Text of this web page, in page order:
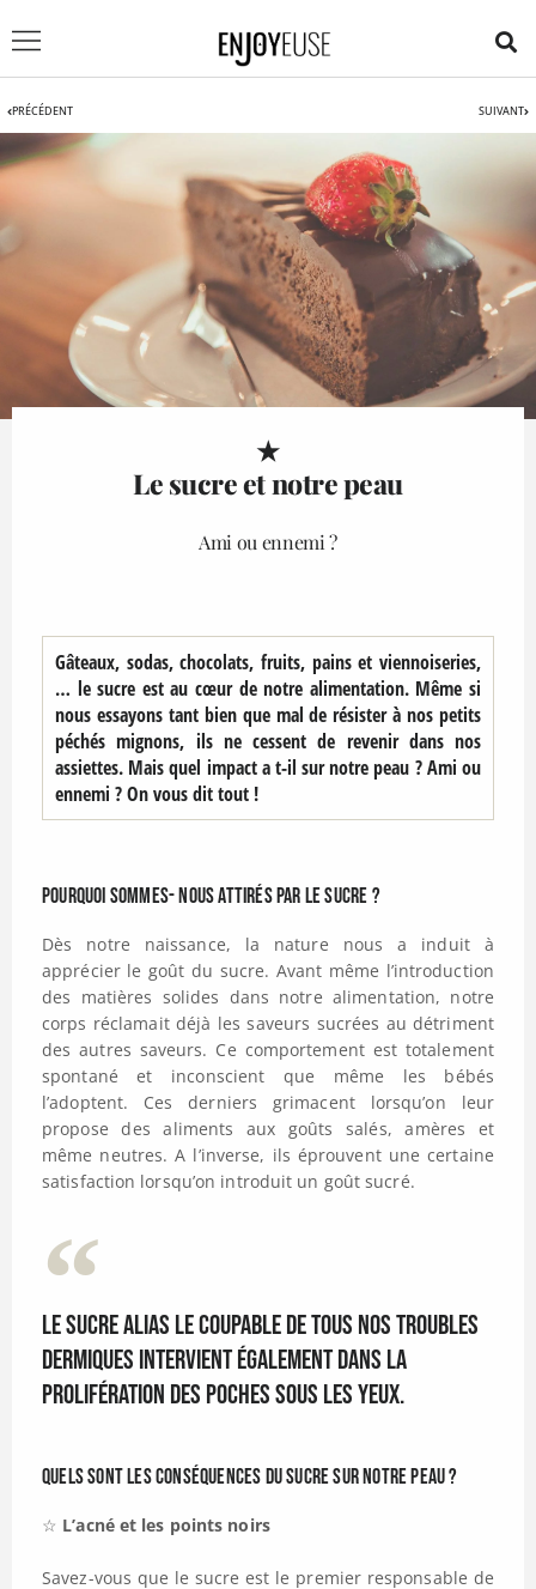
PRÉCÉDENT SUIVANT
★
Le sucre et notre peau
Ami ou ennemi ?
Gâteaux, sodas, chocolats, fruits, pains et viennoiseries,
… le sucre est au cœur de notre alimentation. Même si
nous essayons tant bien que mal de résister à nos petits
péchés mignons, ils ne cessent de revenir dans nos
assiettes. Mais quel impact a t-il sur notre peau ? Ami ou
ennemi ? On vous dit tout !
Pourquoi sommes- nous attirés par le sucre ?
Dès notre naissance, la nature nous a induit à
apprécier le goût du sucre. Avant même l’introduction
des matières solides dans notre alimentation, notre
corps réclamait déjà les saveurs sucrées au détriment
des autres saveurs. Ce comportement est totalement
spontané et inconscient que même les bébés
l’adoptent. Ces derniers grimacent lorsqu’on leur
propose des aliments aux goûts salés, amères et
même neutres. A l’inverse, ils éprouvent une certaine
satisfaction lorsqu’on introduit un goût sucré.
Le sucre alias le coupable de tous nos troubles
dermiques intervient également dans la
prolifération des poches sous les yeux.
Quels sont les conséquences du sucre sur notre peau ?
☆ L’acné et les points noirs
Savez-vous que le sucre est le premier responsable de